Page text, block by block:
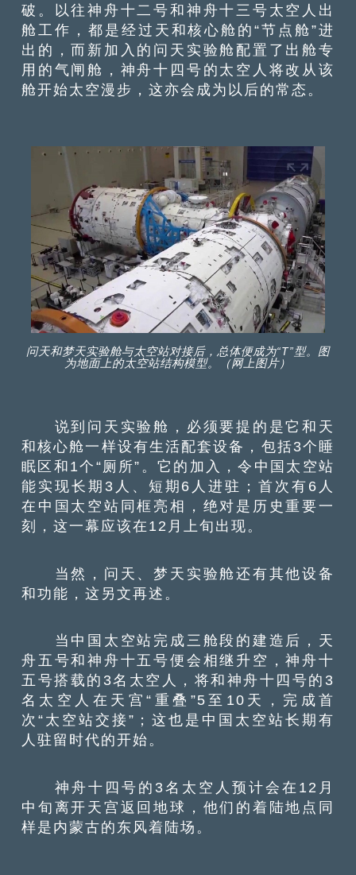
破。以往神舟十二号和神舟十三号太空人出
舱工作，都是经过天和核心舱的“节点舱”进
出的，而新加入的问天实验舱配置了出舱专
用的气闸舱，神舟十四号的太空人将改从该
舱开始太空漫步，这亦会成为以后的常态。
问天和梦天实验舱与太空站对接后，总体便成为“T”型。图
为地面上的太空站结构模型。（网上图片）
说到问天实验舱，必须要提的是它和天
和核心舱一样设有生活配套设备，包括3个睡
眠区和1个“厕所”。它的加入，令中国太空站
能实现长期3人、短期6人进驻；首次有6人
在中国太空站同框亮相，绝对是历史重要一
刻，这一幕应该在12月上旬出现。
当然，问天、梦天实验舱还有其他设备
和功能，这另文再述。
当中国太空站完成三舱段的建造后，天
舟五号和神舟十五号便会相继升空，神舟十
五号搭载的3名太空人，将和神舟十四号的3
名太空人在天宫“重叠”5至10天，完成首
次“太空站交接”；这也是中国太空站长期有
人驻留时代的开始。
神舟十四号的3名太空人预计会在12月
中旬离开天宫返回地球，他们的着陆地点同
样是内蒙古的东风着陆场。